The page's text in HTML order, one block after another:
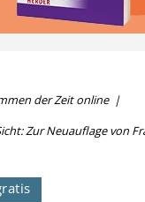
der Zeit online
Zur Neuauflage von